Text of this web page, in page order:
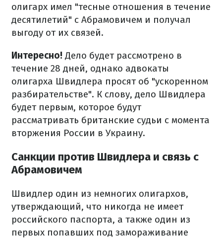
олигарх имел "тесные отношения в течение
десятилетий" с Абрамовичем и получал
выгоду от их связей.
Интересно! Дело будет рассмотрено в
течение 28 дней, однако адвокаты
олигарха Швидлера просят об "ускоренном
разбирательстве". К слову, дело Швидлера
будет первым, которое будут
рассматривать британские судьи с момента
вторжения России в Украину.
Санкции против Швидлера и связь с
Абрамовичем
Швидлер один из немногих олигархов,
утверждающий, что никогда не имеет
российского паспорта, а также один из
первых попавших под замораживание